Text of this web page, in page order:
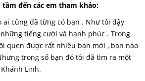
đển các em tham khảo:
ai cũng đã từng có bạn . Như tôi đậy
tiếng cười và hạnh phúc . Trong
quen được rất nhiều bạn mới , bạn nào
trong số bạn đó tôi đã tìm ra một
Linh.